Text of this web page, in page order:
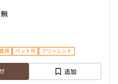
無
貸 ペット可 フリーレント
追加